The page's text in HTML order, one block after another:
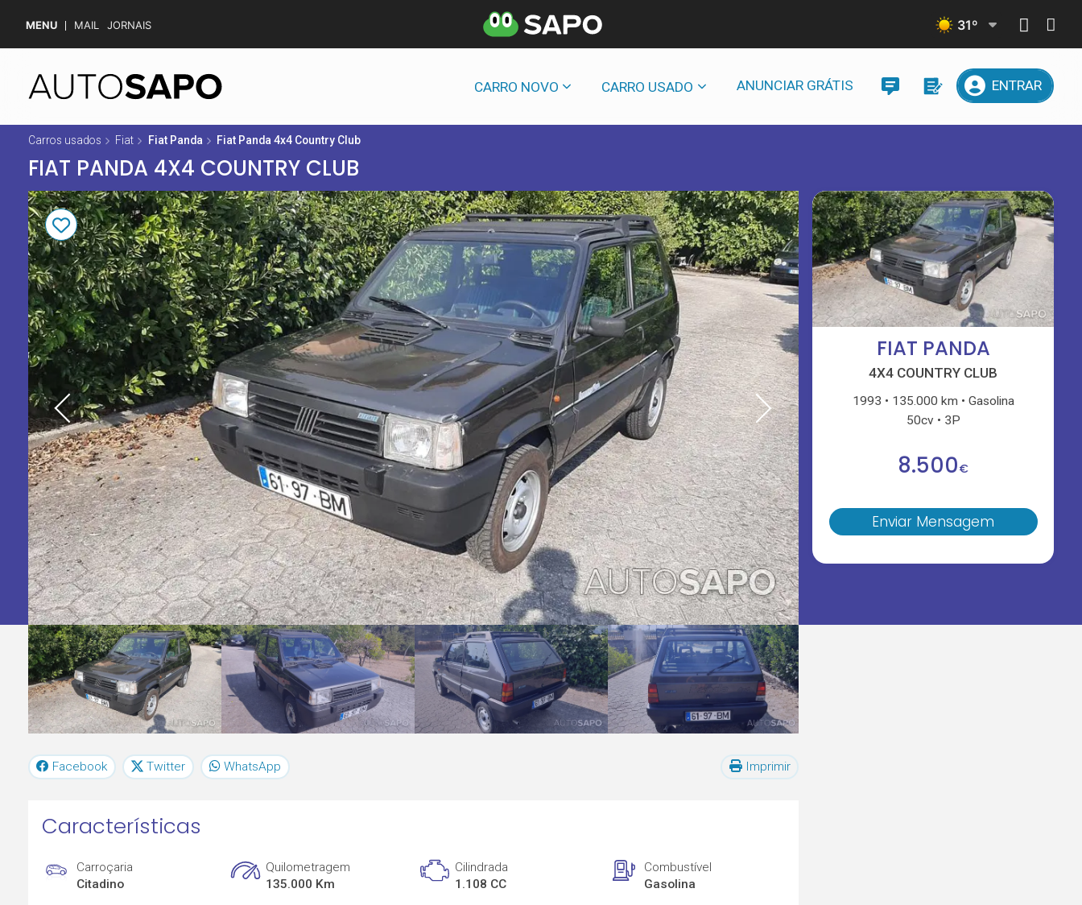
MENU MAIL JORNAIS 31º
CARRO NOVO CARRO USADO ANUNCIAR GRÁTIS ENTRAR
Carros usados Fiat Fiat Panda Fiat Panda 4x4 Country Club
FIAT PANDA 4X4 COUNTRY CLUB
FIAT PANDA
4X4 COUNTRY CLUB
1993 135.000 km
Gasolina
50cv
3P
8.500€
Enviar Mensagem
Facebook Twitter WhatsApp Imprimir
Características
Carroçaria
Citadino
Quilometragem
135.000 Km
Cilindrada
1.108 CC
Combustível
Gasolina